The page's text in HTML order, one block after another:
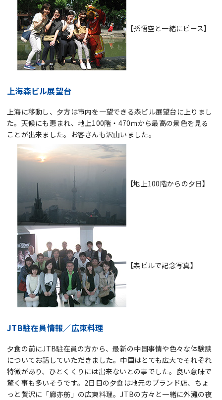
【孫悟空と一緒にピース】
上海森ビル展望台
上海に移動し、夕方は市内を一望できる森ビル展望台に上りまし
た。天候にも恵まれ、地上100階・470ｍから最高の景色を見る
ことが出来ました。お客さんも沢山いました。
【地上100階からの夕日】
【森ビルで記念写真】
JTB駐在員情報／広東料理
夕食の前にJTB駐在員の方から、最新の中国事情や色々な体験談
についてお話していただきました。中国はとても広大でそれぞれ
特徴があり、ひとくくりには出来ないとの事でした。良い意味で
驚く事も多いそうです。2日目の夕食は地元のブランド店、ちょ
っと贅沢に「廊亦舫」の広東料理。JTBの方々と一緒に外灘の夜